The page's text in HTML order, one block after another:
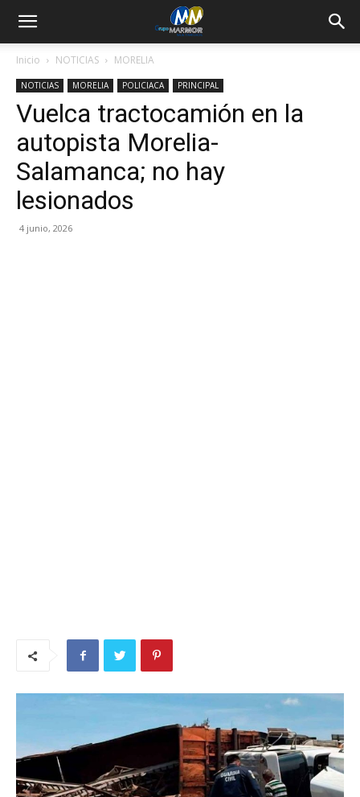
Inicio NOTICIAS MORELIA
NOTICIAS MORELIA POLICIACA PRINCIPAL
Vuelca tractocamión en la
autopista Morelia-
Salamanca; no hay
lesionados
4 junio, 2026